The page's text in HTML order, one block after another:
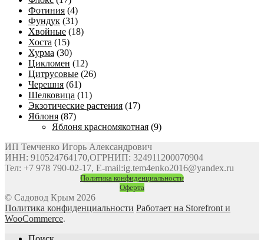
Фотиния (4)
Фундук (31)
Хвойные (18)
Хоста (15)
Хурма (30)
Цикломен (12)
Цитрусовые (26)
Черешня (61)
Шелковица (11)
Экзотические растения (17)
Яблоня (87)
Яблоня красномякотная (9)
ИП Темченко Игорь Александрович
ИНН: 910524764170,ОГРНИП: 324911200070904
Тел: +7 978 790-02-17, E-mail:ig.tem4enko2016@yandex.ru
Политика конфиденциальности
Оферта
© Садовод Крым 2026
Политика конфиденциальности Работает на Storefront и
WooCommerce.